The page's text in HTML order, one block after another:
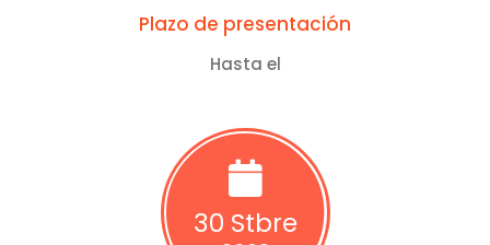
Plazo de presentación
Hasta el
30 Stbre